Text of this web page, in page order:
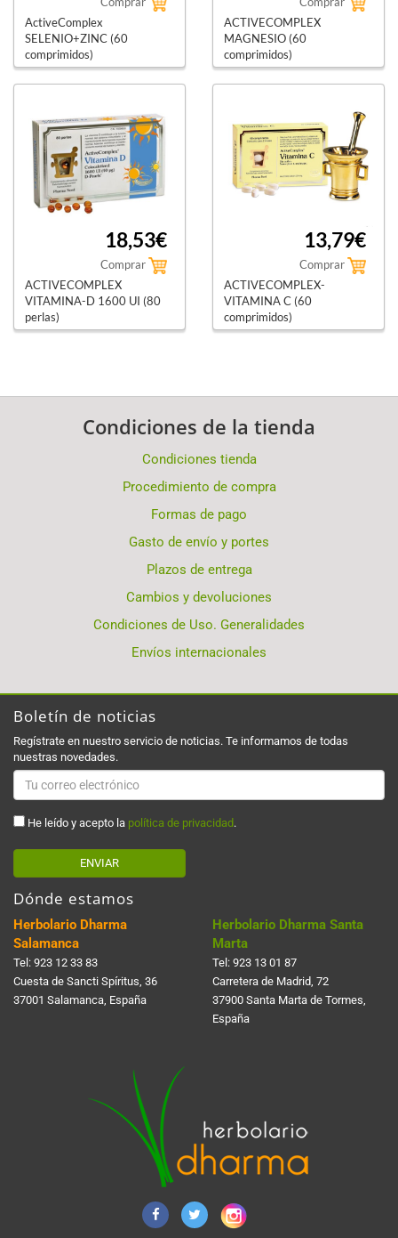
ActiveComplex
SELENIO+ZINC (60
comprimidos)
pharma nord
ACTIVECOMPLEX
MAGNESIO (60
comprimidos)
pharma nord
18,53€
Comprar
ACTIVECOMPLEX
VITAMINA-D 1600 UI (80
perlas)
pharma nord
13,79€
Comprar
ACTIVECOMPLEX-
VITAMINA C (60
comprimidos)
pharma nord
Condiciones de la tienda
Condiciones tienda
Procedimiento de compra
Formas de pago
Gasto de envío y portes
Plazos de entrega
Cambios y devoluciones
Condiciones de Uso. Generalidades
Envíos internacionales
Boletín de noticias
Regístrate en nuestro servicio de noticias. Te informamos de todas
nuestras novedades.
He leído y acepto la política de privacidad .
ENVIAR
Dónde estamos
Herbolario Dharma
Salamanca
Tel: 923 12 33 83
Cuesta de Sancti Spí­ritus, 36
37001 Salamanca, España
Herbolario Dharma Santa
Marta
Tel: 923 13 01 87
Carretera de Madrid, 72
37900 Santa Marta de Tormes,
España